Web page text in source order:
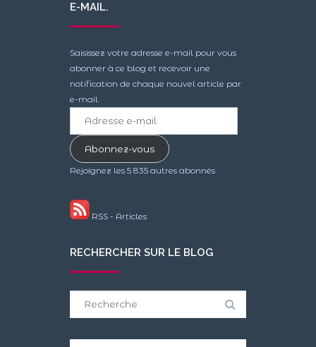
E-MAIL.
Saisissez votre adresse e-mail pour vous
abonner à ce blog et recevoir une
notification de chaque nouvel article par
e-mail.
mailAbonnez-vous
Rejoignez les 5 835 autres abonnés
RSS - Articles
RECHERCHER SUR LE BLOG